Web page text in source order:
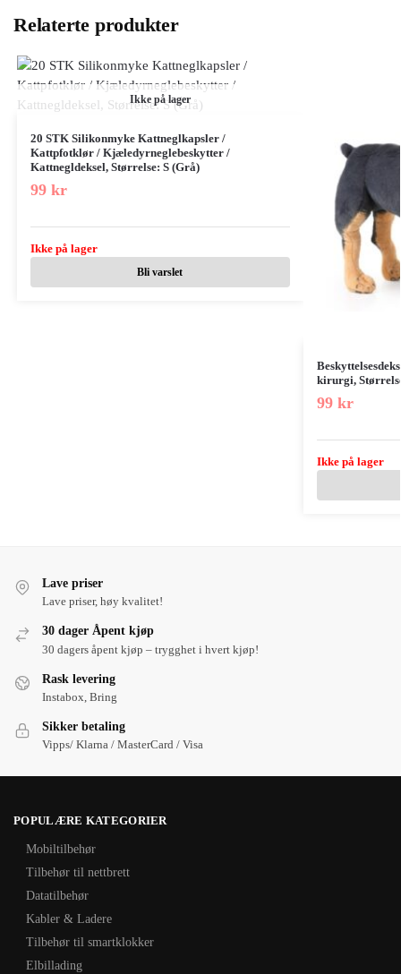
Relaterte produkter
Ikke på lager
20 STK Silikonmyke Kattneglkapsler /
Kattpfotklør / Kjæledyrneglebeskytter /
Kattnegldeksel, Størrelse: S (Grå)
99 kr
Ikke på lager
Bli varslet
kirurgi,
99 kr
Ikke på lager
Lave priser
Lave priser, høy kvalitet!
30 dager Åpent kjøp
30 dagers åpent kjøp – trygghet i hvert kjøp!
Rask levering
Instabox, Bring
Sikker betaling
Vipps/ Klarna / MasterCard / Visa
POPULÆRE KATEGORIER
Mobiltilbehør
Tilbehør til nettbrett
Datatilbehør
Kabler & Ladere
Tilbehør til smartklokker
Elbillading